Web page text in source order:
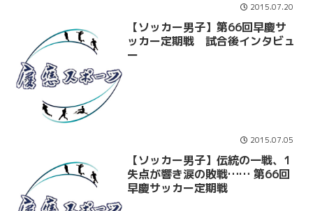
2015.07.20
【ソッカー男子】第66回早慶サ
ッカー定期戦 試合後インタビュ
ー
2015.07.05
【ソッカー男子】伝統の一戦、1
失点が響き涙の敗戦…… 第66回
早慶サッカー定期戦